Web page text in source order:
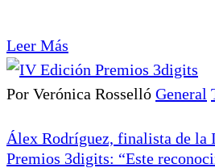
Leer Más
Por Verónica Rosselló General
Álex Rodríguez, finalista de la
Premios 3digits: “Este